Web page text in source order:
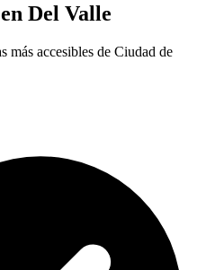
Del Valle
más accesibles de Ciudad de